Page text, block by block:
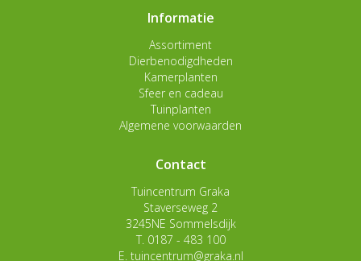
Informatie
Assortiment
Dierbenodigdheden
Kamerplanten
Sfeer en cadeau
Tuinplanten
Algemene voorwaarden
Contact
Tuincentrum Graka
Staverseweg 2
3245NE Sommelsdijk
T. 0187 - 483 100
E. tuincentrum@graka.nl